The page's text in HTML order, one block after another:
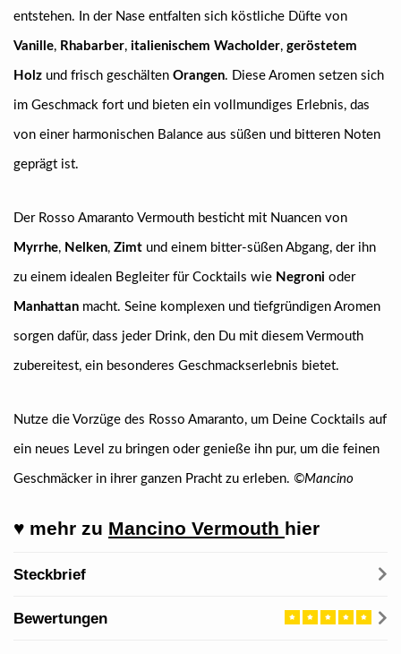
entstehen. In der Nase entfalten sich köstliche Düfte von
Vanille, Rhabarber, italienischem Wacholder, geröstetem
Holz und frisch geschälten Orangen. Diese Aromen setzen sich
im Geschmack fort und bieten ein vollmundiges Erlebnis, das
von einer harmonischen Balance aus süßen und bitteren Noten
geprägt ist.
Der Rosso Amaranto Vermouth besticht mit Nuancen von
Myrrhe, Nelken, Zimt und einem bitter-süßen Abgang, der ihn
zu einem idealen Begleiter für Cocktails wie Negroni oder
Manhattan macht. Seine komplexen und tiefgründigen Aromen
sorgen dafür, dass jeder Drink, den Du mit diesem Vermouth
zubereitest, ein besonderes Geschmackserlebnis bietet.
Nutze die Vorzüge des Rosso Amaranto, um Deine Cocktails auf
ein neues Level zu bringen oder genieße ihn pur, um die feinen
Geschmäcker in ihrer ganzen Pracht zu erleben. ©Mancino
♥ mehr zu Mancino Vermouth hier
Steckbrief
Bewertungen